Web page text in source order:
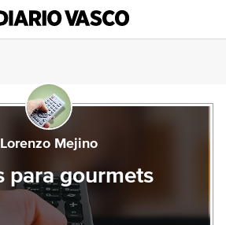
Lorenzo Mejino
para gourmets